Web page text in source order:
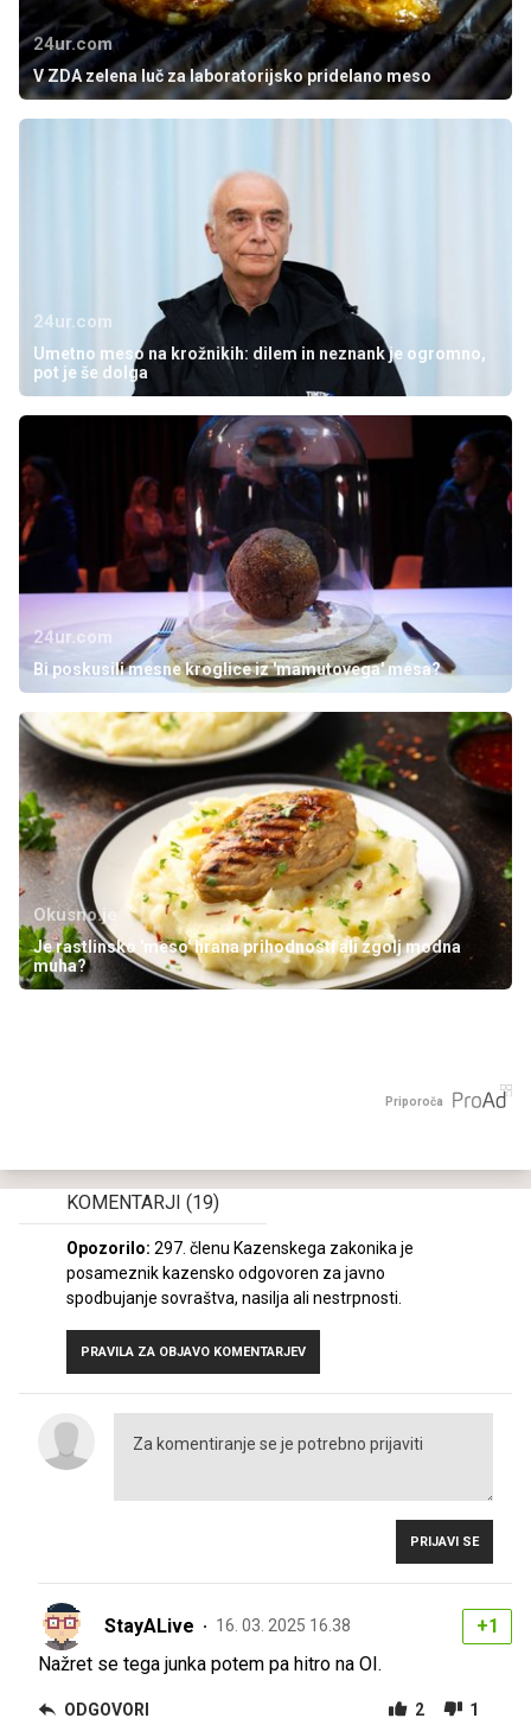
24ur.com
V ZDA zelena luč za laboratorijsko pridelano meso
24ur.com
Umetno meso na krožnikih: dilem in neznank je ogromno,
pot je še dolga
24ur.com
Bi poskusili mesne kroglice iz 'mamutovega' mesa?
Okusno.je
Je rastlinsko 'meso' hrana prihodnosti ali zgolj modna
muha?
Priporoča
KOMENTARJI (19)
Opozorilo: 297. členu Kazenskega zakonika je
posameznik kazensko odgovoren za javno
spodbujanje sovraštva, nasilja ali nestrpnosti.
PRAVILA ZA OBJAVO KOMENTARJEV
PRIJAVI SE
StayALive 16. 03. 2025 16.38
+1
Nažret se tega junka potem pa hitro na OI.
ODGOVORI 2 1